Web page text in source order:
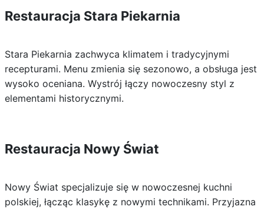
Restauracja Stara Piekarnia
Stara Piekarnia zachwyca klimatem i tradycyjnymi
recepturami. Menu zmienia się sezonowo, a obsługa jest
wysoko oceniana. Wystrój łączy nowoczesny styl z
elementami historycznymi.
Restauracja Nowy Świat
Nowy Świat specjalizuje się w nowoczesnej kuchni
polskiej, łącząc klasykę z nowymi technikami. Przyjazna